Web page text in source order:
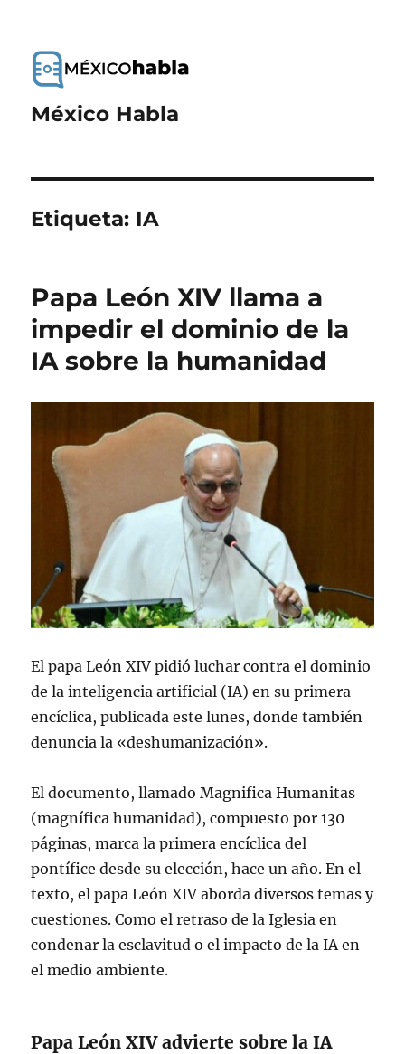
México Habla
Etiqueta: IA
Papa León XIV llama a
impedir el dominio de la
IA sobre la humanidad
El papa León XIV pidió luchar contra el dominio
de la inteligencia artificial (IA) en su primera
encíclica, publicada este lunes, donde también
denuncia la «deshumanización».
El documento, llamado Magnifica Humanitas
(magnífica humanidad), compuesto por 130
páginas, marca la primera encíclica del
pontífice desde su elección, hace un año. En el
texto, el papa León XIV aborda diversos temas y
cuestiones. Como el retraso de la Iglesia en
condenar la esclavitud o el impacto de la IA en
el medio ambiente.
Papa León XIV advierte sobre la IA